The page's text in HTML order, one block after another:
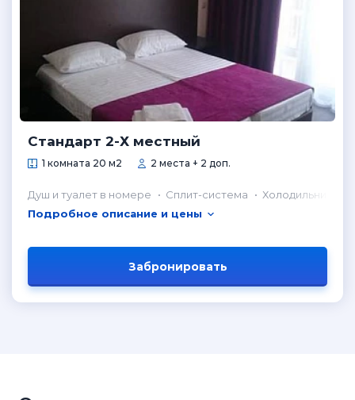
Стандарт 2-Х местный
1 комната 20 м2 2 места + 2 доп.
Душ и туалет в номере Сплит-система
Холодильник в
Подробное описание и цены
Забронировать